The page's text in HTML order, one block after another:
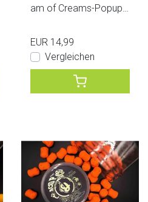
am of Creams-Popups
Serie
EUR 14,99
Vergleichen